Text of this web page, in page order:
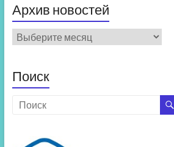
Архив новостей
Архив
новостей
Поиск